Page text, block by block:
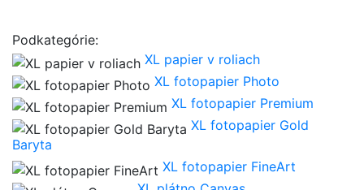
Podkategórie:
XL papier v roliach
XL fotopapier Photo
XL fotopapier Premium
XL fotopapier Gold
Baryta
XL fotopapier FineArt